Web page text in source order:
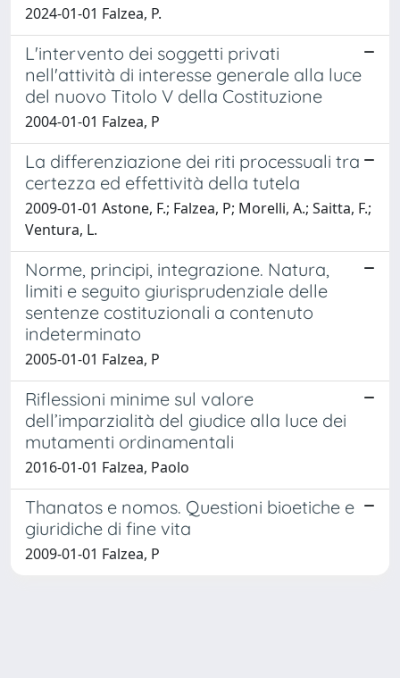
2024-01-01 Falzea, P.
L'intervento dei soggetti privati
nell'attività di interesse generale alla luce
del nuovo Titolo V della Costituzione
2004-01-01 Falzea, P
La differenziazione dei riti processuali tra
certezza ed effettività della tutela
2009-01-01 Astone, F.; Falzea, P; Morelli, A.; Saitta, F.;
Ventura, L.
Norme, principi, integrazione. Natura,
limiti e seguito giurisprudenziale delle
sentenze costituzionali a contenuto
indeterminato
2005-01-01 Falzea, P
Riflessioni minime sul valore
dell’imparzialità del giudice alla luce dei
mutamenti ordinamentali
2016-01-01 Falzea, Paolo
Thanatos e nomos. Questioni bioetiche e
giuridiche di fine vita
2009-01-01 Falzea, P